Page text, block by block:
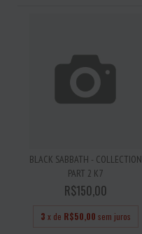
BLACK SABBATH - COLLECTION
PART 2 K7
R$150,00
3 x de R$50,00 sem juros